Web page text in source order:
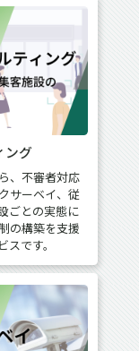
ング
、不審者対応
サーベイ、従
ごとの実態に
の構築を支援
です。